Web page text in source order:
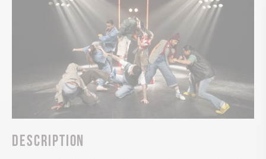
Description